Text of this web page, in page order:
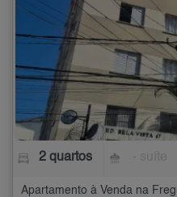
2 quartos
Apartamento à Venda na